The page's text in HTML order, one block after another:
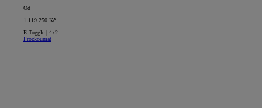
Od
1 119 250 Kč
E-Toggle | 4x2
Prozkoumat